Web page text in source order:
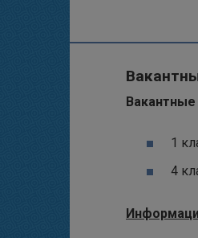
Вакантные
1
4